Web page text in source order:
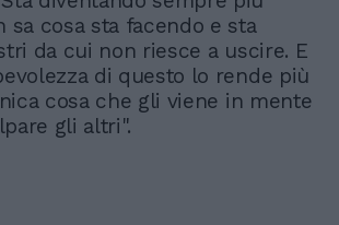
sa cosa sta facendo e sta
da cui non riesce a uscire. E
di questo lo rende più
cosa che gli viene in mente
gli altri".